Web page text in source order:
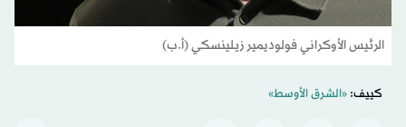
الرئيس الأوكراني فولوديمير زيلينسكي (أ.ب)
كييف:«الشرق الأوسط»